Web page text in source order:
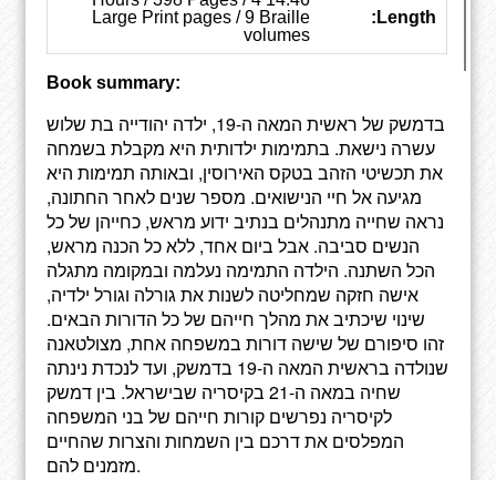
Length:
Large Print pages / 9 Braille
volumes
Book summary:
בדמשק של ראשית המאה ה-19, ילדה יהודייה בת שלוש
עשרה נישאת. בתמימות ילדותית היא מקבלת בשמחה
את תכשיטי הזהב בטקס האירוסין, ובאותה תמימות היא
מגיעה אל חיי הנישואים. מספר שנים לאחר החתונה,
נראה שחייה מתנהלים בנתיב ידוע מראש, כחייהן של כל
הנשים סביבה. אבל ביום אחד, ללא כל הכנה מראש,
הכל השתנה. הילדה התמימה נעלמה ובמקומה מתגלה
אישה חזקה שמחליטה לשנות את גורלה וגורל ילדיה,
שינוי שיכתיב את מהלך חייהם של כל הדורות הבאים.
זהו סיפורם של שישה דורות במשפחה אחת, מצולטאנה
שנולדה בראשית המאה ה-19 בדמשק, ועד לנכדת נינתה
שחיה במאה ה-21 בקיסריה שבישראל. בין דמשק
לקיסריה נפרשים קורות חייהם של בני המשפחה
המפלסים את דרכם בין השמחות והצרות שהחיים
מזמנים להם.